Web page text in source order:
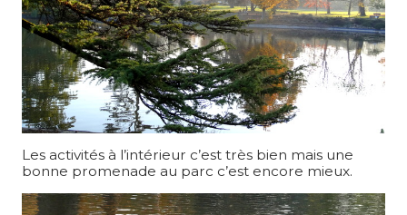
Les activités à l’intérieur c’est très bien mais une
bonne promenade au parc c’est encore mieux.